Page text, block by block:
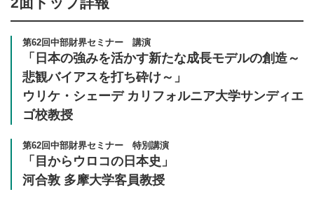
第62回中部財界セミナー 講演
「日本の強みを活かす新たな成長モデルの創造～
悲観バイアスを打ち砕け～」
ウリケ・シェーデ カリフォルニア大学サンディエ
ゴ校教授
第62回中部財界セミナー 特別講演
「目からウロコの日本史」
河合敦 多摩大学客員教授